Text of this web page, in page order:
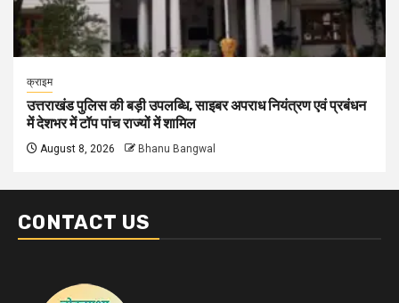
क्राइम
उत्तराखंड पुलिस की बड़ी उपलब्धि, साइबर अपराध नियंत्रण एवं प्रबंधन
में देशभर में टॉप पांच राज्यों में शामिल
August 8, 2026 Bhanu Bangwal
CONTACT US